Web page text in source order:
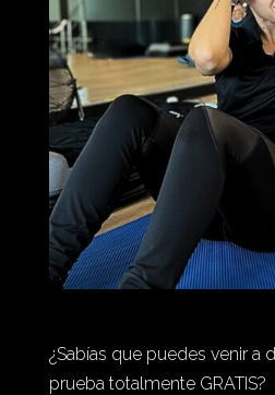
¿Sabías que puedes venir a
prueba totalmente GRATIS?